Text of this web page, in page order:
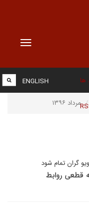
Toggle
ها ENGLISH
مرداد ۱۳۹۶
گران تمام شود
قطعی روابط